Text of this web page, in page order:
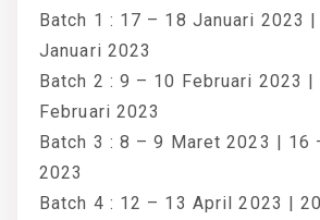
Batch 1 : 17 – 18 Januari 2023
Januari 2023
Batch 2 : 9 – 10 Februari 2023 |
Februari 2023
Batch 3 : 8 – 9 Maret 2023 | 16
2023
Batch 4 : 12 – 13 April 2023 |